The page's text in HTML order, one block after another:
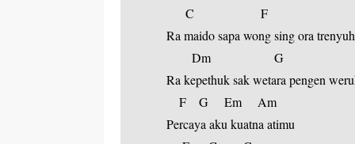
C                     F
Ra maido sapa wong sing ora trenyuh
Dm                    G
Ra kepethuk sak wetara pengen
F    G     Em     Am
Percaya aku kuatna atimu